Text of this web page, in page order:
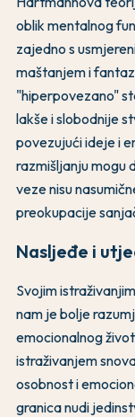
oblik mentalnog
zajedno s
maštanjem i
"hiperpovezano"
lakše i slobodnije
povezujući ideje i
razmišljanju mogu
veze nisu
preokupacije
Nasljeđe i
Svojim
nam je bolje
emocionalnog
istraživanjem
osobnost i
granica nudi